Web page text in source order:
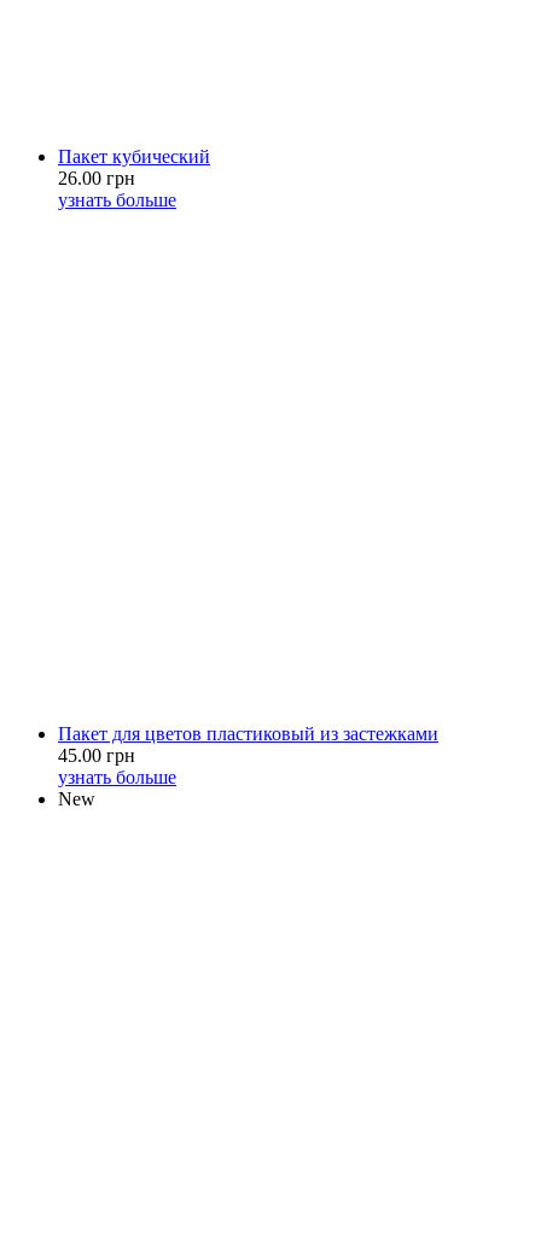
Пакет кубический
26.00 грн
узнать больше
Пакет для цветов пластиковый из застежками
45.00 грн
узнать больше
New